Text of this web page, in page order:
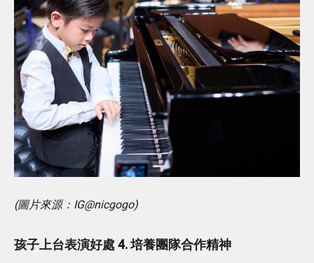
(圖片來源：IG@nicgogo)
孩子上台表演好處 4. 培養團隊合作精神